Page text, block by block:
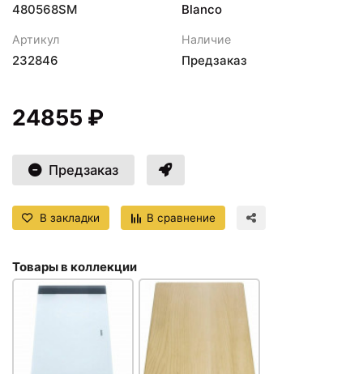
480568SM Blanco
Артикул
232846
Наличие
Предзаказ
24855 ₽
Предзаказ
В закладки В сравнение
Товары в коллекции